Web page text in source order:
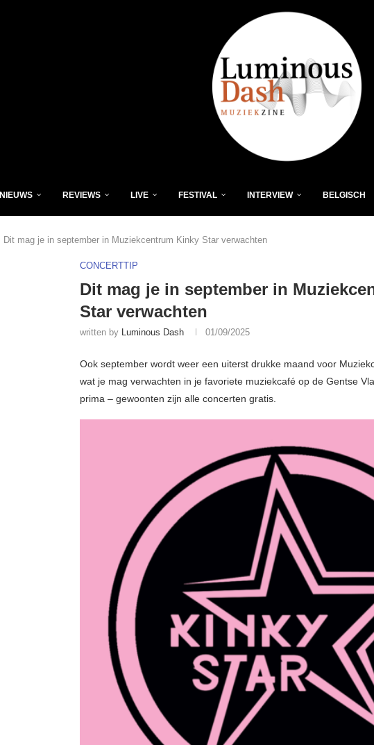
NIEUWS REVIEWS LIVE FESTIVAL INTERVIEW BELGISCH
Dit mag je in september in Muziekcentrum Kinky Star verwachten
CONCERTTIP
Dit mag je in september in
Star verwachten
written by Luminous Dash 01/09/2025
Ook september wordt weer een uiterst drukke maand voor
wat je mag verwachten in je favoriete muziekcafé op de Gentse
prima – gewoonten zijn alle concerten gratis.